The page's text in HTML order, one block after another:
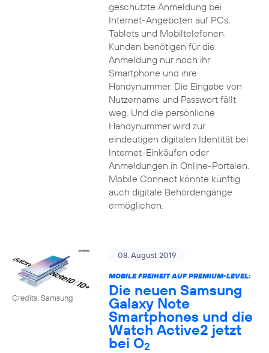
geschützte Anmeldung bei
Internet-Angeboten auf PCs,
Tablets und Mobiltelefonen.
Kunden benötigen für die
Anmeldung nur noch ihr
Smartphone und ihre
Handynummer. Die Eingabe von
Nutzername und Passwort fällt
weg. Und die persönliche
Handynummer wird zur
eindeutigen digitalen Identität bei
Internet-Einkäufen oder
Anmeldungen in Online-Portalen.
Mobile Connect könnte künftig
auch digitale Behördengänge
ermöglichen.
Credits: Samsung
08. August 2019
MOBILE FREIHEIT AUF PREMIUM-LEVEL:
Die neuen Samsung
Galaxy Note
Smartphones und die
Watch Active2 jetzt
bei O2